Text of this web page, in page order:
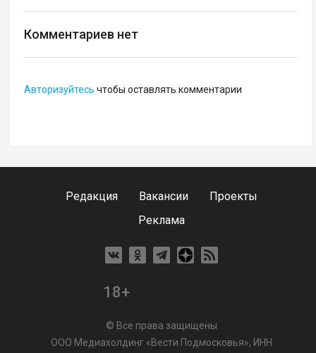
Комментариев нет
Авторизуйтесь чтобы оставлять комментарии
Редакция Вакансии
Проекты
Реклама
18+
© Все права защищены
ООО Медиахолдинг «Вести Подмосковья», ИНН